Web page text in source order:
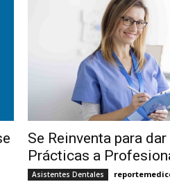
Se Reinventa para
Prácticas a
Asistentes Dentales